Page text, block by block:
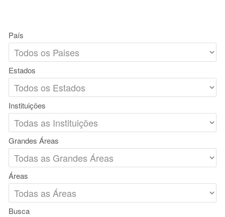
País
Estados
Instituições
Grandes Áreas
Áreas
Busca